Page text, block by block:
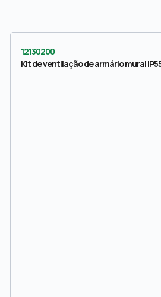
12130200
Kit de ventilação de armário mural